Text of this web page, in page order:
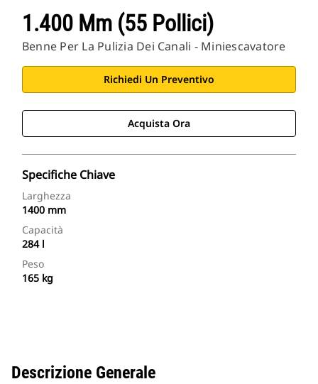
1.400 Mm (55 Pollici)
Benne Per La Pulizia Dei Canali - Miniescavatore
Richiedi Un Preventivo
Acquista Ora
Specifiche Chiave
Larghezza
1400 mm
Capacità
284 l
Peso
165 kg
Descrizione Generale